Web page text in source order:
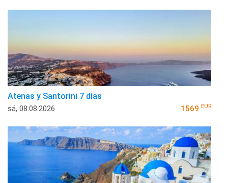
Atenas y Santorini 7 días
sá, 08.08.2026 1569 EUR